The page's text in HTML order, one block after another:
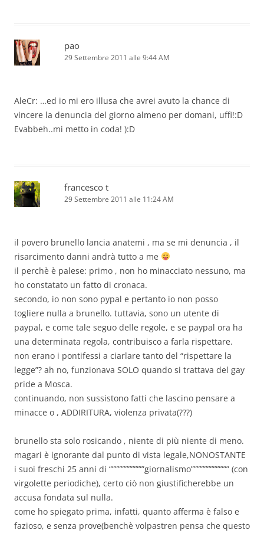
pao
29 Settembre 2011 alle 9:44 AM
AleCr: …ed io mi ero illusa che avrei avuto la chance di
vincere la denuncia del giorno almeno per domani, uffi!:D
Evabbeh..mi metto in coda! ):D
francesco t
29 Settembre 2011 alle 11:24 AM
il povero brunello lancia anatemi , ma se mi denuncia , il
risarcimento danni andrà tutto a me
il perchè è palese: primo , non ho minacciato nessuno, ma
ho constatato un fatto di cronaca.
secondo, io non sono pypal e pertanto io non posso
togliere nulla a brunello. tuttavia, sono un utente di
paypal, e come tale seguo delle regole, e se paypal ora ha
una determinata regola, contribuisco a farla rispettare.
non erano i pontifessi a ciarlare tanto del “rispettare la
legge”? ah no, funzionava SOLO quando si trattava del gay
pride a Mosca.
continuando, non sussistono fatti che lascino pensare a
minacce o , ADDIRITURA, violenza privata(???)
brunello sta solo rosicando , niente di più niente di meno.
magari è ignorante dal punto di vista legale,NONOSTANTE
i suoi freschi 25 anni di “”””””””””””giornalismo””””””””””””” (con
virgolette periodiche), certo ciò non giustificherebbe un
accusa fondata sul nulla.
come ho spiegato prima, infatti, quanto afferma è falso e
fazioso, e senza prove(benchè volpastren pensa che questo